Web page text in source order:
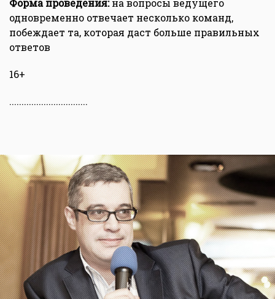
Форма проведения:на вопросы ведущего
одновременно отвечает несколько команд,
побеждает та, которая даст больше правильных
ответов
16+
................................